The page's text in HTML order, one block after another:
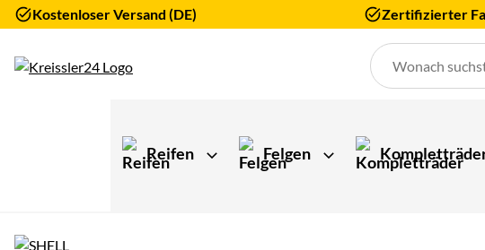
Kostenloser Versand (DE) Zertifizierter
Reifen Felgen